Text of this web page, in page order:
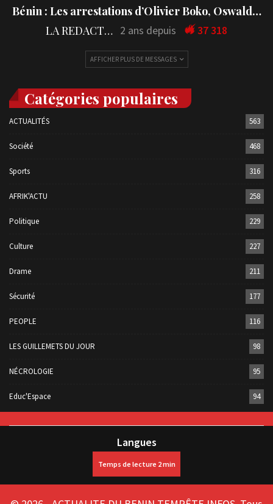
Bénin : Les arrestations d’Olivier Boko, Oswald…
LA REDACTION 2 ans depuis 37 318
AFFICHER PLUS DE MESSAGES
Catégories populaires
ACTUALITÉS 563
Société 468
Sports 316
AFRIK'ACTU 258
Politique 229
Culture 227
Drame 211
Sécurité 177
PEOPLE 116
LES GUILLEMETS DU JOUR 98
NÉCROLOGIE 95
Educ'Espace 94
Langues